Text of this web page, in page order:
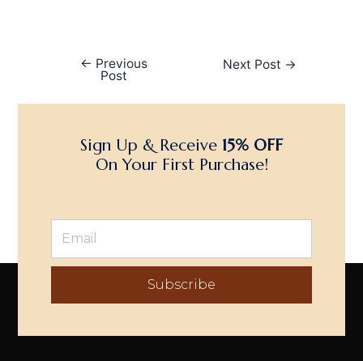
← Previous
Post
Next Post →
Sign Up & Receive 15% OFF
On Your First Purchase!
Subscribe